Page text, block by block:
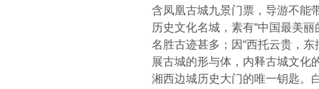
含凤凰古城九景门票，导游不能
历史文化名城，素有“中国最美
名胜古迹甚多；因“西托云贵，
展古城的形与体，内释古城文化
湘西边城历史大门的唯一钥匙。